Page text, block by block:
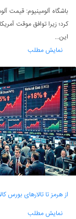
باشگاه آلومینیوم: قیمت
کرد؛ زیرا توافق موقت
این...
نمایش مطلب
از هرمز تا تالارهای بورس کالا
نمایش مطلب